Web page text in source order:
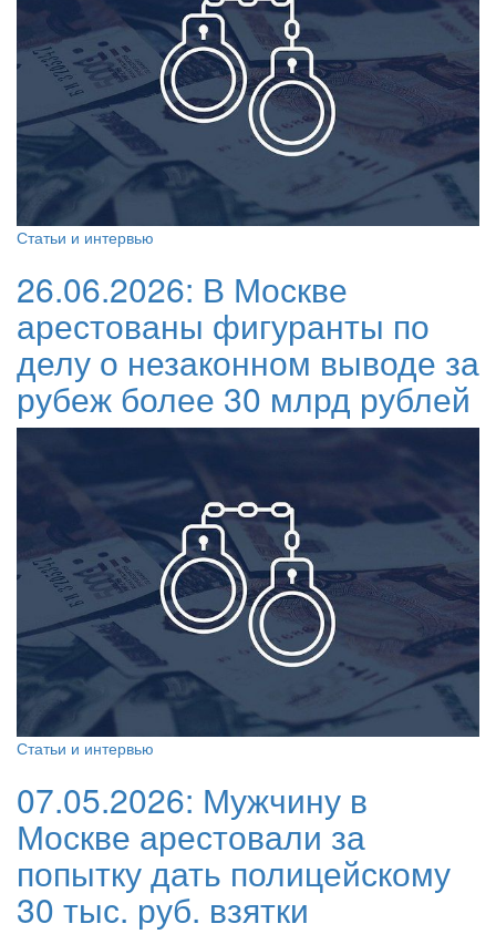
Статьи и интервью
26.06.2026: В Москве
арестованы фигуранты по
делу о незаконном выводе за
рубеж более 30 млрд рублей
Статьи и интервью
07.05.2026: Мужчину в
Москве арестовали за
попытку дать полицейскому
30 тыс. руб. взятки